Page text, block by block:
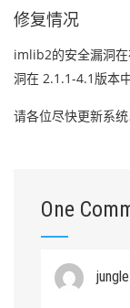
修复情况
imlib2的安全漏洞
洞在 2.1.1-4.1版本
请各位尽快更新系统
One
jungle